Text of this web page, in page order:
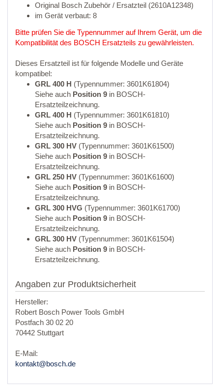
Original Bosch Zubehör / Ersatzteil (2610A12348)
im Gerät verbaut: 8
Bitte prüfen Sie die Typennummer auf Ihrem Gerät, um die
Kompatibilität des BOSCH Ersatzteils zu gewährleisten.
Dieses Ersatzteil ist für folgende Modelle und Geräte
kompatibel:
GRL 400 H (Typennummer: 3601K61804)
Siehe auch Position 9 in BOSCH-
Ersatzteilzeichnung.
GRL 400 H (Typennummer: 3601K61810)
Siehe auch Position 9 in BOSCH-
Ersatzteilzeichnung.
GRL 300 HV (Typennummer: 3601K61500)
Siehe auch Position 9 in BOSCH-
Ersatzteilzeichnung.
GRL 250 HV (Typennummer: 3601K61600)
Siehe auch Position 9 in BOSCH-
Ersatzteilzeichnung.
GRL 300 HVG (Typennummer: 3601K61700)
Siehe auch Position 9 in BOSCH-
Ersatzteilzeichnung.
GRL 300 HV (Typennummer: 3601K61504)
Siehe auch Position 9 in BOSCH-
Ersatzteilzeichnung.
Angaben zur Produktsicherheit
Hersteller:
Robert Bosch Power Tools GmbH
Postfach 30 02 20
70442 Stuttgart
E-Mail:
kontakt@bosch.de